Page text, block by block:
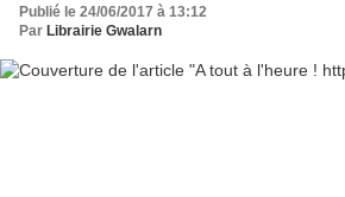
Publié le 24/06/2017 à 13:12
Par Librairie Gwalarn